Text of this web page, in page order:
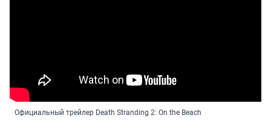
Официальный трейлер Death Stranding 2: On the Beach